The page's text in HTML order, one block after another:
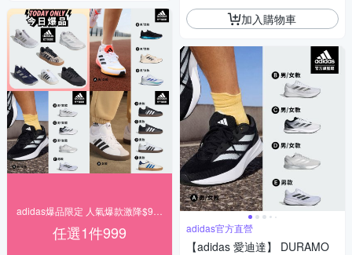
任選1件999
加入購物車
adidas官方直營
【adidas 愛迪達】 DURAMO